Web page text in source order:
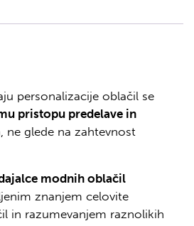
personalizacije oblačil se
pristopu predelave in
ne glede na zahtevnost
modnih oblačil
znanjem celovite
in razumevanjem raznolikih